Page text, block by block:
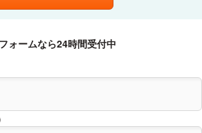
ォームなら24時間受付中